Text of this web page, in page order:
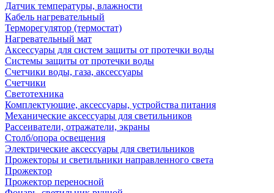
Датчик температуры, влажности
Кабель нагревательный
Терморегулятор (термостат)
Нагревательный мат
Аксессуары для систем защиты от протечки воды
Системы защиты от протечки воды
Счетчики воды, газа, аксессуары
Счетчики
Светотехника
Комплектующие, аксессуары, устройства питания
Механические аксессуары для светильников
Рассеиватели, отражатели, экраны
Столб/опора освещения
Электрические аксессуары для светильников
Прожекторы и светильники направленного света
Прожектор
Прожектор переносной